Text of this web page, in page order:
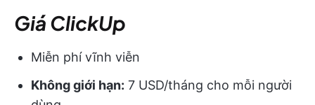
Giá ClickUp
Miễn phí vĩnh viễn
Không giới hạn: 7 USD/tháng cho mỗi người